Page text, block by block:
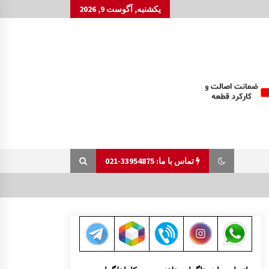
یکشنبه, آگوست 9, 2026
تماس با ما: 33954875-021
جلو پنجره مزدا 323 GLX , FL
1:42 ب.ظ